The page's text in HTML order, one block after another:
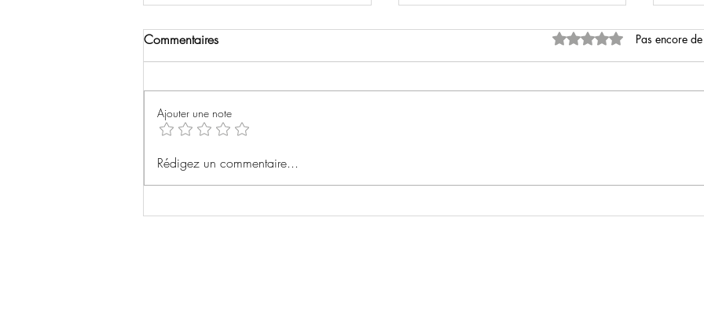
Rebuilding
Commentaires Noté 0 étoile sur 5.
Pas encore
Ajouter une note
Rédigez un commentaire...